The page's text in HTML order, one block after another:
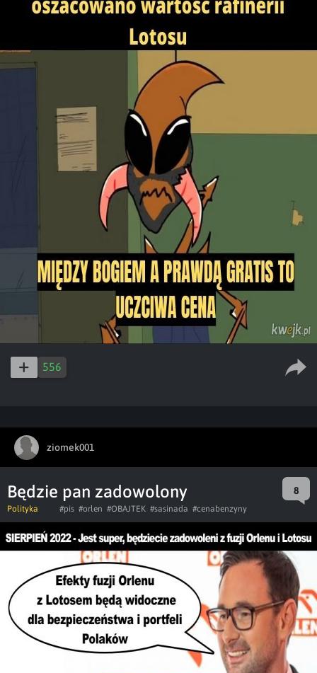
556
ziomek001
Będzie pan zadowolony 8
Polityka #pis #orlen #OBAJTEK #sasinada #cenabenzyny